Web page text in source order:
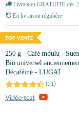
Livraison GRATUITE dès
En livraison régulière
250 g - Café moulu -
Bio universel
Décaféiné - LUGAT
(51)